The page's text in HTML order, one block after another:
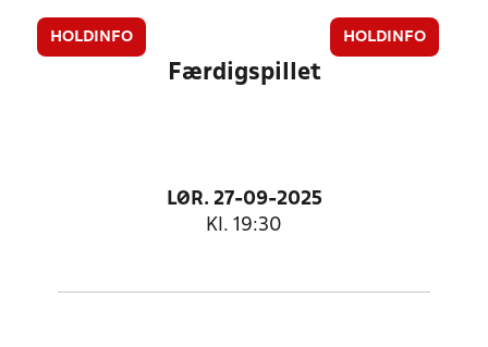
HOLDINFO HOLDINFO
Færdigspillet
LØR. 27-09-2025
Kl. 19:30